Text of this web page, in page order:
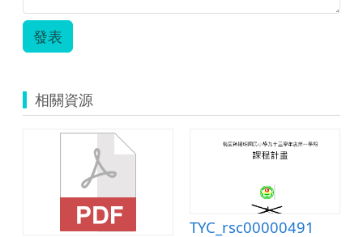
發表
相關資源
TYC_rsc00000491